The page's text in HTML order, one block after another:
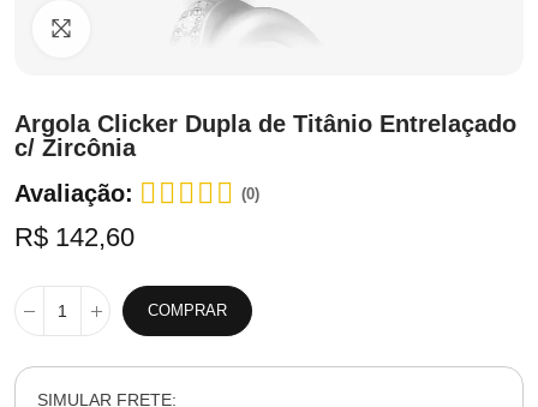
Clique para ampliar
Argola Clicker Dupla de Titânio Entrelaçado
c/ Zircônia
Avaliação:
(0)
R$ 142,60
COMPRAR
SIMULAR FRETE: